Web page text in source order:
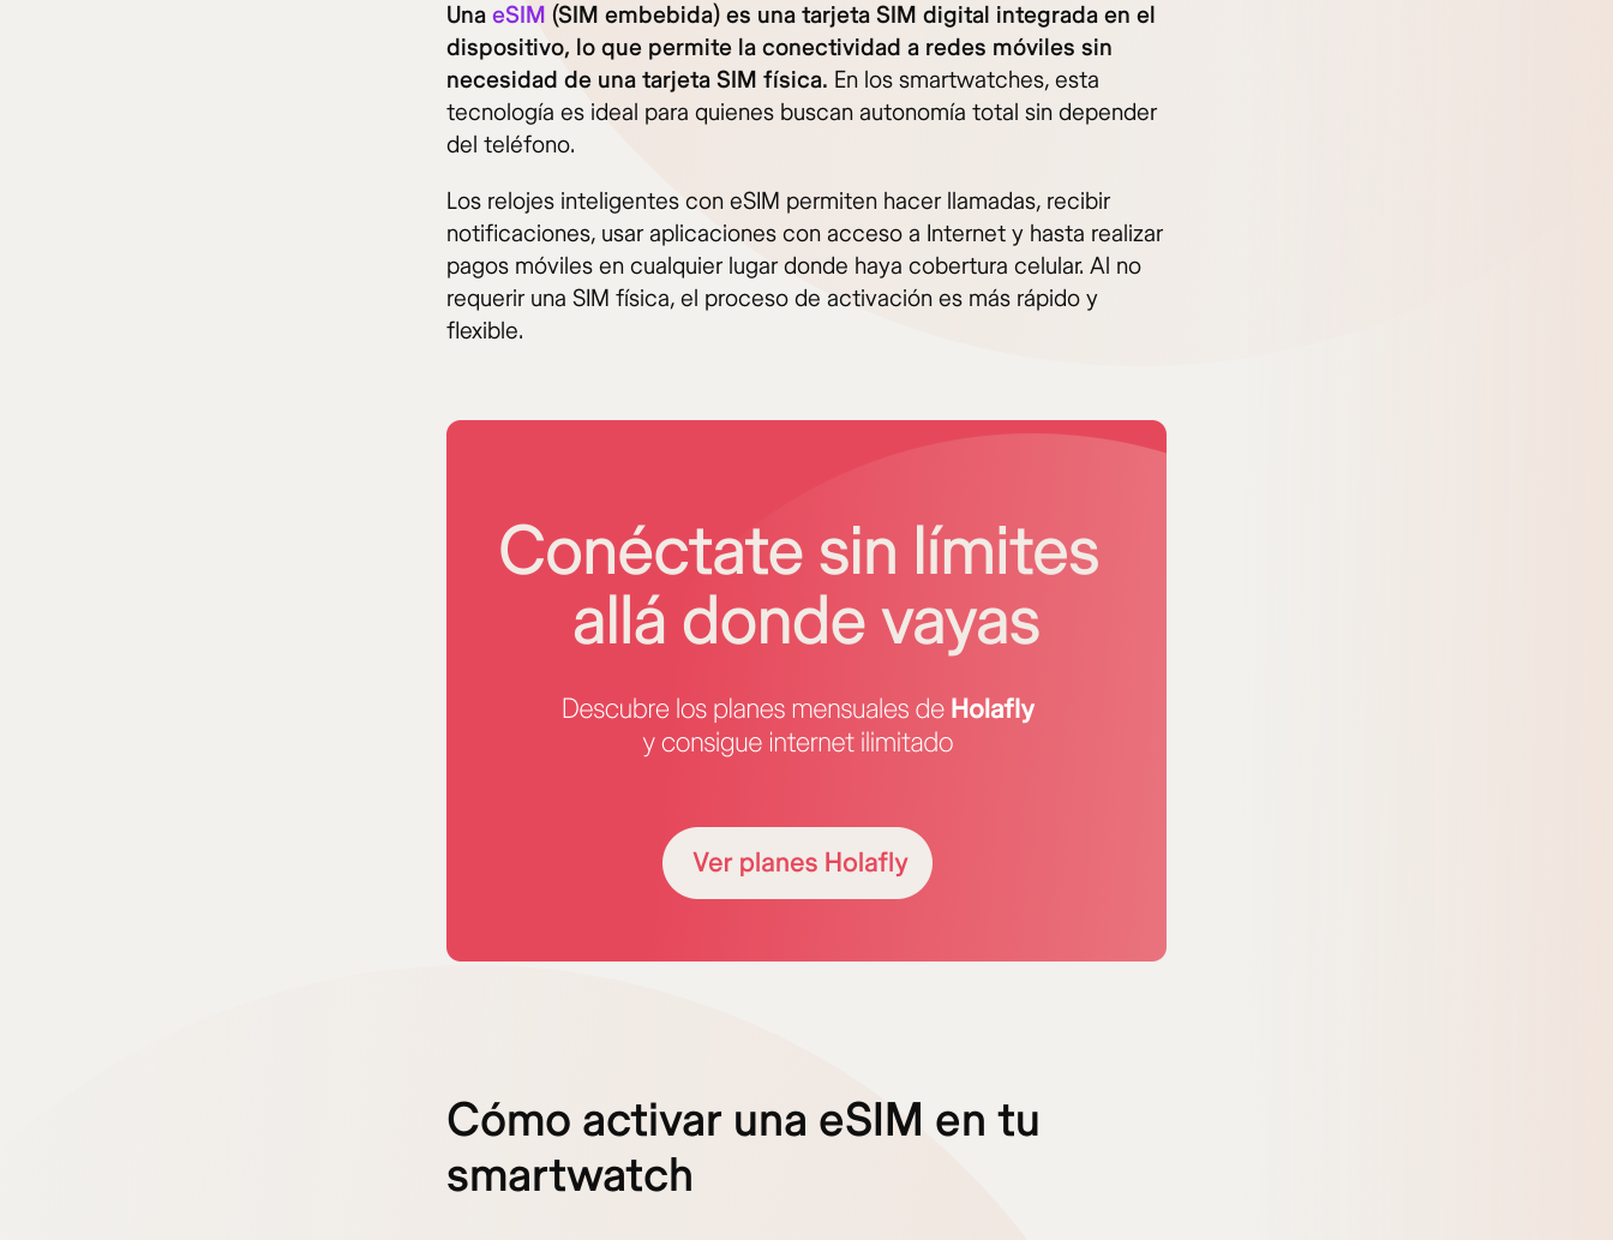
Una eSIM (SIM embebida) es una tarjeta SIM digital integrada en el
dispositivo, lo que permite la conectividad a redes móviles sin
necesidad de una tarjeta SIM física. En los smartwatches, esta
tecnología es ideal para quienes buscan autonomía total sin depender
del teléfono.
Los relojes inteligentes con eSIM permiten hacer llamadas, recibir
notificaciones, usar aplicaciones con acceso a Internet y hasta realizar
pagos móviles en cualquier lugar donde haya cobertura celular. Al no
requerir una SIM física, el proceso de activación es más rápido y
flexible.
Cómo activar una eSIM en tu
smartwatch